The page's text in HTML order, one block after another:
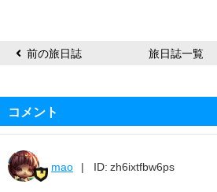
前の旅日誌 旅日誌一覧
コメント
mao ID: zh6ixtfbw6ps